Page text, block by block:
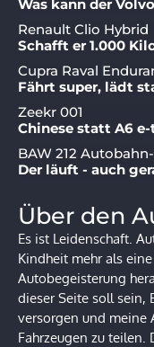
Was kann der
Renault Clio Hybrid
Schafft er 1.000
Cupra Raval
Fährt super, lädt
Zeekr 001
Chinese statt A6
BAW 212
Der läuft - auch
Über den
Es ist Leidenschaft.
Kindheit mehr als
Autobegeisterung
dieser Seite soll sein,
versorgen und meine
Fahrzeugen zu teilen.